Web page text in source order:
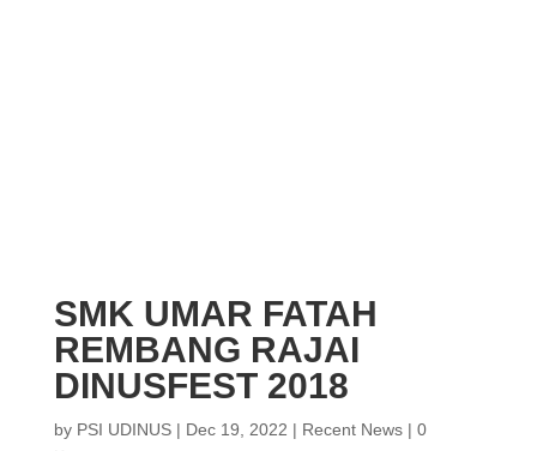
SMK UMAR FATAH
REMBANG RAJAI
DINUSFEST 2018
by PSI UDINUS| Dec 19, 2022 | Recent News| 0